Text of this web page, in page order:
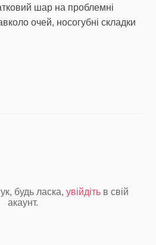
шар на проблемні
очей, носогубні складки
будь ласка, увійдіть в свій
акаунт.